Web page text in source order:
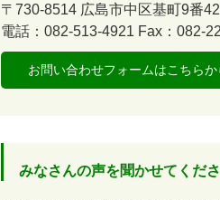
〒730-8514 広島市中区基町9番
電話：082-513-4921 Fax：082-
お問い合わせフォームはこちらか
みなさんの声を聞かせてくだ